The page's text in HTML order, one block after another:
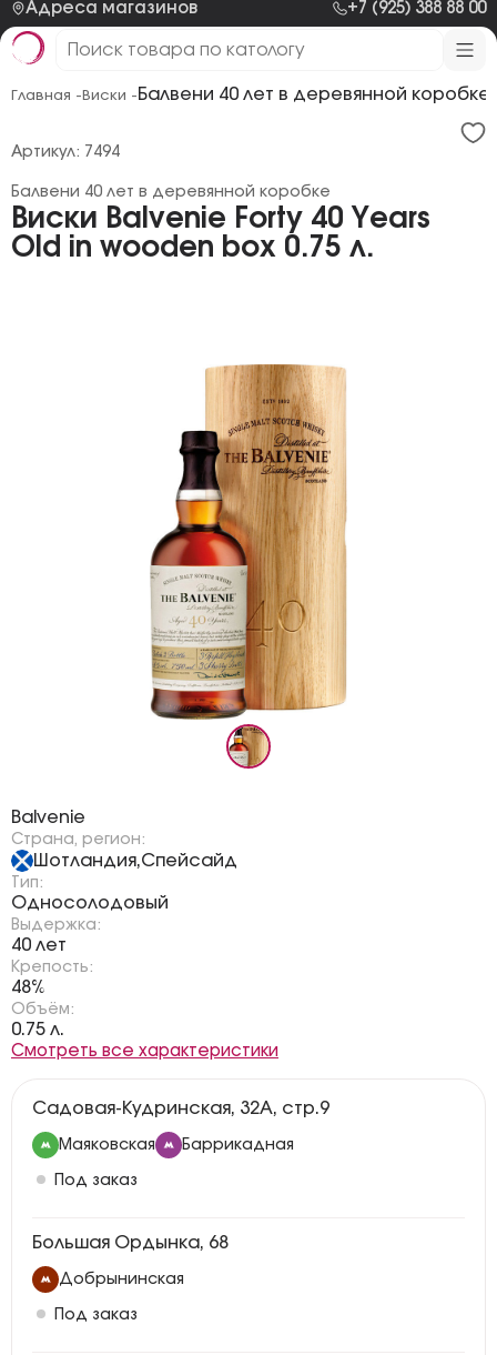
Адреса магазинов +7 (925) 388 88 00
Главная - Виски - Балвени 40 лет в деревянной коробке
Виски Balvenie Forty 40 Years
Old in wooden box 0.75 л.
Балвени 40 лет в деревянной коробке
Артикул: 7494
Balvenie
Страна, регион:
Шотландия,Спейсайд
Тип:
Односолодовый
Выдержка:
40 лет
Крепость:
48%
Объём:
0.75 л.
Смотреть все характеристики
Садовая-Кудринская, 32А, стр.9
Маяковская Баррикадная
Под заказ
Большая Ордынка, 68
Добрынинская
Под заказ